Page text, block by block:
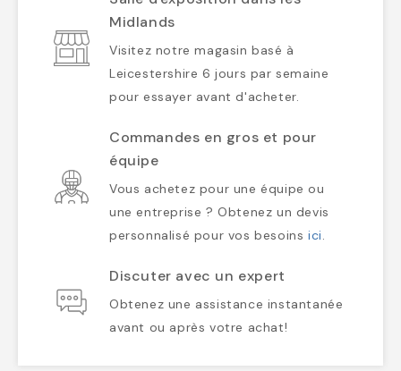
Midlands
Visitez notre magasin basé à
Leicestershire 6 jours par semaine
pour essayer avant d'acheter.
Commandes en gros et pour
équipe
Vous achetez pour une équipe ou
une entreprise ? Obtenez un devis
personnalisé pour vos besoinsici.
Discuter avec un expert
Obtenez une assistance instantanée
avant ou après votre achat!